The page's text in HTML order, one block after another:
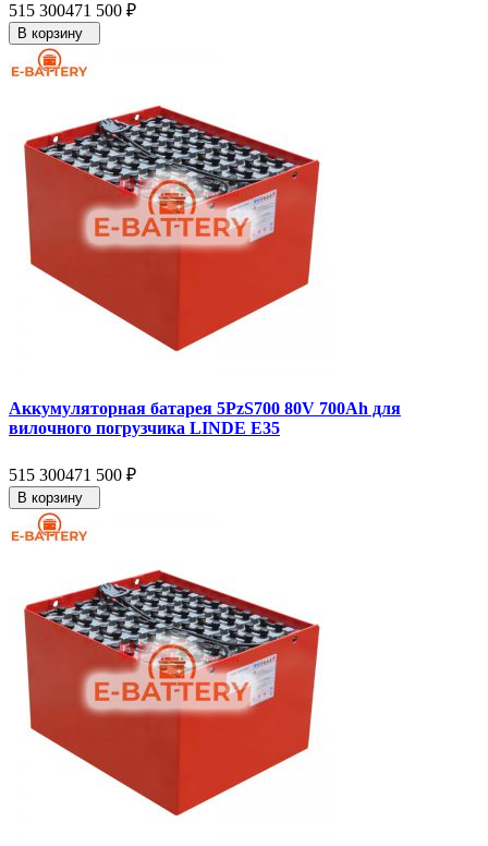
515 300471 500 ₽
В корзину
Аккумуляторная батарея 5PzS700 80V 700Ah для
вилочного погрузчика LINDE E35
515 300471 500 ₽
В корзину